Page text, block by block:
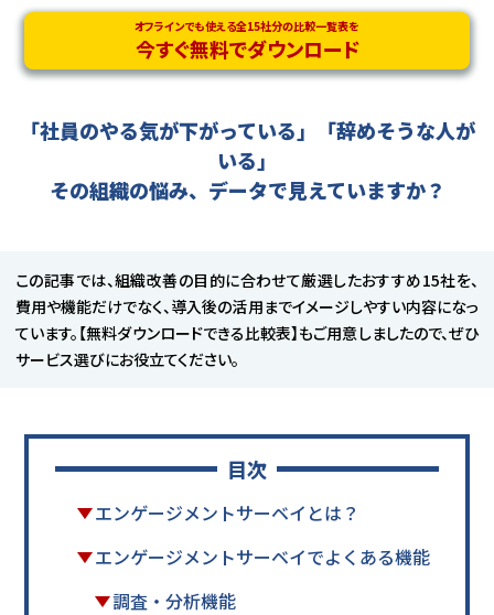
オフラインでも使える全15社分の比較一覧表を
今すぐ無料でダウンロード
「社員のやる気が下がっている」「辞めそうな人が
いる」
その組織の悩み、データで見えていますか？
この記事では、組織改善の目的に合わせて厳選したおすすめ15社を、
費用や機能だけでなく、導入後の活用までイメージしやすい内容になっ
ています。【無料ダウンロードできる比較表】もご用意しましたので、ぜひ
サービス選びにお役立てください。
目次
エンゲージメントサーベイとは？
エンゲージメントサーベイでよくある機能
調査・分析機能